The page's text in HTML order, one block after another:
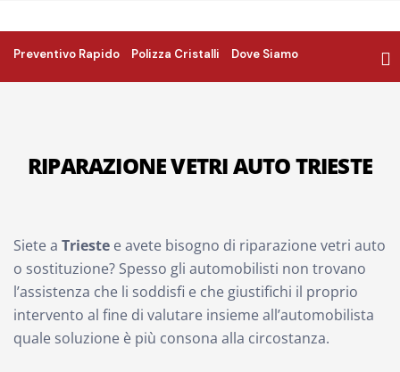
Preventivo Rapido Polizza Cristalli Dove Siamo
RIPARAZIONE VETRI AUTO TRIESTE
Siete a Trieste e avete bisogno di riparazione vetri auto
o sostituzione? Spesso gli automobilisti non trovano
l’assistenza che li soddisfi e che giustifichi il proprio
intervento al fine di valutare insieme all’automobilista
quale soluzione è più consona alla circostanza.